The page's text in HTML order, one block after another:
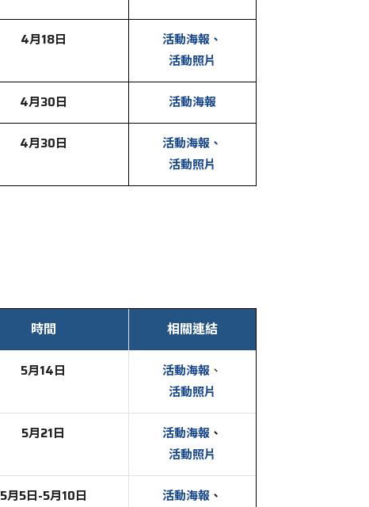
4月18日
活動海報、
活動照片
4月30日 活動海報
4月30日
活動海報、
活動照片
時間 相關連結
5月14日 活動海報 、
活動照片
5月21日 活動海報 、
活動照片
5月5日-5月10日 活動海報 、